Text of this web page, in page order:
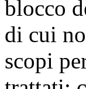
blocco
di cui
scopi